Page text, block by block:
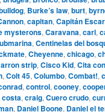
, Burke’s law,burt,
,capitan,Capitán
mysterons,Caravana,carl,
,Centinelas del
,Cheyenne,chicago,
strip,Cisco Kid,Cita
,Colt 45,Columbo,Combat!,
,control,cooney,
costa,craig,Cuero crudo,
, Daniel Boone, Daniel el